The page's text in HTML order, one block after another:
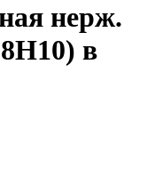
нерж.
в